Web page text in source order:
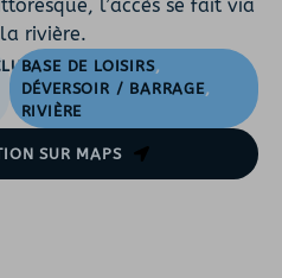
l’accès se fait via
rivière.
BASE DE LOISIRS,
DÉVERSOIR / BARRAGE,
RIVIÈRE
SUR MAPS